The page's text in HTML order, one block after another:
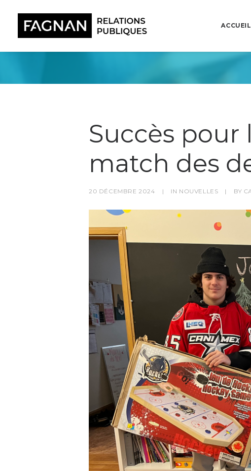
ACCUEIL
Succès
match des
20 DÉCEMBRE 2024 | IN NOUVELLES | BY